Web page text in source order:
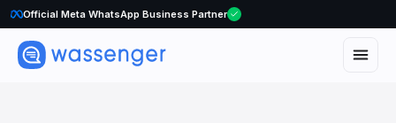
Official Meta WhatsApp Business Partner
WhatsApp Voice Calls are here